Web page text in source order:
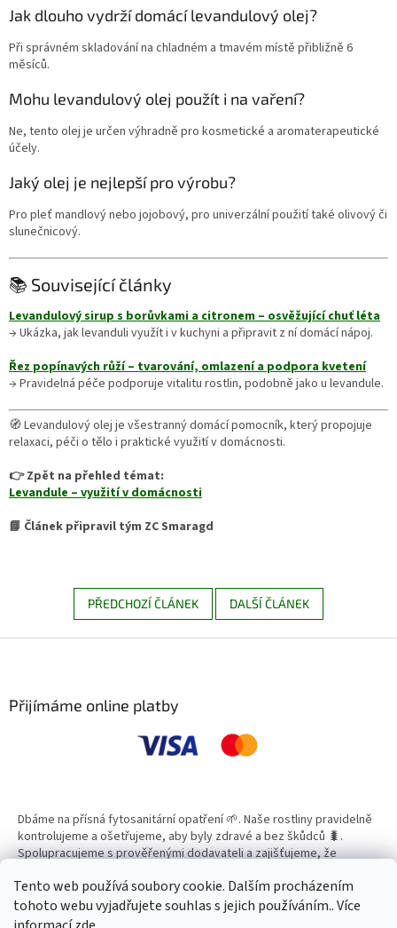
Tento web používá soubory cookie. Dalším procházením
tohoto webu vyjadřujete souhlas s jejich používáním.. Více
Jak dlouho vydrží domácí levandulový olej?
Při správném skladování na chladném a tmavém místě přibližně 6
měsíců.
Mohu levandulový olej použít i na vaření?
Ne, tento olej je určen výhradně pro kosmetické a aromaterapeutické
účely.
Jaký olej je nejlepší pro výrobu?
Pro pleť mandlový nebo jojobový, pro univerzální použití také olivový či
slunečnicový.
📚 Související články
Levandulový sirup s borůvkami a citronem – osvěžující chuť léta
→ Ukázka, jak levanduli využít i v kuchyni a připravit z ní domácí nápoj.
Řez popínavých růží – tvarování, omlazení a podpora kvetení
→ Pravidelná péče podporuje vitalitu rostlin, podobně jako u levandule.
🧭 Levandulový olej je všestranný domácí pomocník, který propojuje
relaxaci, péči o tělo i praktické využití v domácnosti.
👉 Zpět na přehled témat:
Levandule – využití v domácnosti
📘 Článek připravil tým ZC Smaragd
PŘEDCHOZÍ ČLÁNEK DALŠÍ ČLÁNEK
Přijímáme online platby
Dbáme na přísná fytosanitární opatření 🌱. Naše rostliny pravidelně
kontrolujeme a ošetřujeme, aby byly zdravé a bez škůdců 🐛.
Spolupracujeme s prověřenými dodavateli a zajišťujeme, že